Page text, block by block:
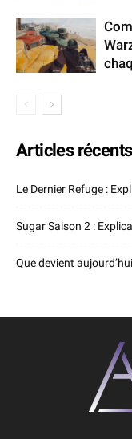
Articles récents
Le Dernier Refuge :
Sugar Saison 2 :
Que devient